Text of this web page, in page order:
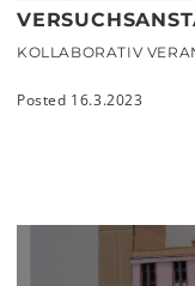
KOLLABORATIV
Posted 16.3.2023